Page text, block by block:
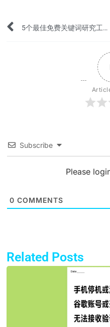
Prev 5个最佳免费关键词研究工具来提升网站的SEO
Subscribe
Please
0 COMMENTS
Related Posts
Page